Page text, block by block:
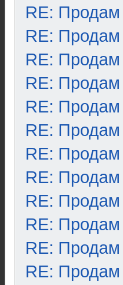
RE:
RE:
RE:
RE:
RE:
RE:
RE:
RE:
RE:
RE:
RE:
RE: